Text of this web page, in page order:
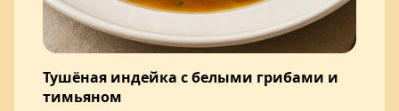
Тушёная индейка с белыми грибами и
тимьяном